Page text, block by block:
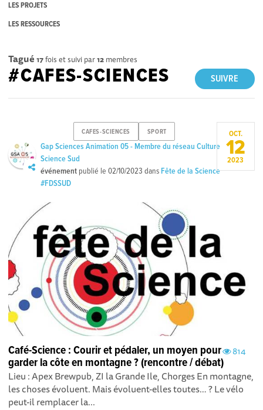
LES PROJETS
LES RESSOURCES
Tagué 17fois et suivi par12 membres
SUIVRE
#CAFES-SCIENCES
CAFES-SCIENCES SPORT
Gap Sciences Animation 05 - Membre du réseau Culture
Science Sud
événement publié le02/10/2023 dans Fête de la Science
#FDSSUD
OCT.
12
2023
814
Café-Science : Courir et pédaler, un moyen pour
garder la côte en montagne ? (rencontre / débat)
Lieu : Apex Brewpub, ZI la Grande Ile, Chorges En montagne,
les choses évoluent. Mais évoluent-elles toutes… ? Le vélo
peut-il remplacer la...